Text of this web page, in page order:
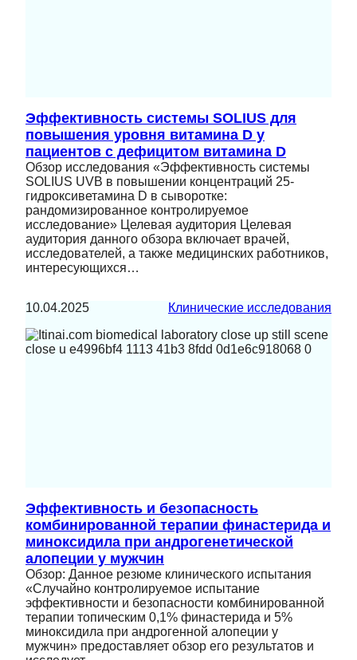
Эффективность системы SOLIUS для
повышения уровня витамина D у
пациентов с дефицитом витамина D
Обзор исследования «Эффективность системы
SOLIUS UVB в повышении концентраций 25-
гидроксиветамина D в сыворотке:
рандомизированное контролируемое
исследование» Целевая аудитория Целевая
аудитория данного обзора включает врачей,
исследователей, а также медицинских работников,
интересующихся…
10.04.2025 Клинические исследования
Эффективность и безопасность
комбинированной терапии финастерида и
миноксидила при андрогенетической
алопеции у мужчин
Обзор: Данное резюме клинического испытания
«Случайно контролируемое испытание
эффективности и безопасности комбинированной
терапии топическим 0,1% финастерида и 5%
миноксидила при андрогенной алопеции у
мужчин» предоставляет обзор его результатов и